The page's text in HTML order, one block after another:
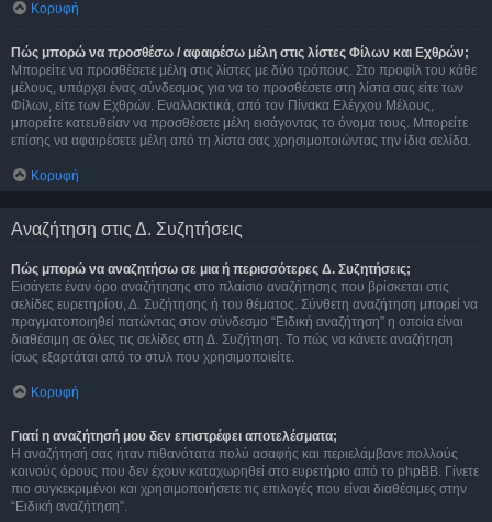
Κορυφή
Πώς μπορώ να προσθέσω / αφαιρέσω μέλη στις λίστες Φίλων και Εχθρών;
Μπορείτε να προσθέσετε μέλη στις λίστες με δύο τρόπους. Στο προφίλ του κάθε
μέλους, υπάρχει ένας σύνδεσμος για να το προσθέσετε στη λίστα σας είτε των
Φίλων, είτε των Εχθρών. Εναλλακτικά, από τον Πίνακα Ελέγχου Μέλους,
μπορείτε κατευθείαν να προσθέσετε μέλη εισάγοντας το όνομα τους. Μπορείτε
επίσης να αφαιρέσετε μέλη από τη λίστα σας χρησιμοποιώντας την ίδια σελίδα.
Κορυφή
Αναζήτηση στις Δ. Συζητήσεις
Πώς μπορώ να αναζητήσω σε μια ή περισσότερες Δ. Συζητήσεις;
Εισάγετε έναν όρο αναζήτησης στο πλαίσιο αναζήτησης που βρίσκεται στις
σελίδες ευρετηρίου, Δ. Συζήτησης ή του θέματος. Σύνθετη αναζήτηση μπορεί να
πραγματοποιηθεί πατώντας στον σύνδεσμο “Ειδική αναζήτηση” η οποία είναι
διαθέσιμη σε όλες τις σελίδες στη Δ. Συζήτηση. Το πώς να κάνετε αναζήτηση
ίσως εξαρτάται από το στυλ που χρησιμοποιείτε.
Κορυφή
Γιατί η αναζήτησή μου δεν επιστρέφει αποτελέσματα;
Η αναζήτησή σας ήταν πιθανότατα πολύ ασαφής και περιελάμβανε πολλούς
κοινούς όρους που δεν έχουν καταχωρηθεί στο ευρετήριο από το phpBB. Γίνετε
πιο συγκεκριμένοι και χρησιμοποιήσετε τις επιλογές που είναι διαθέσιμες στην
“Ειδική αναζήτηση”.